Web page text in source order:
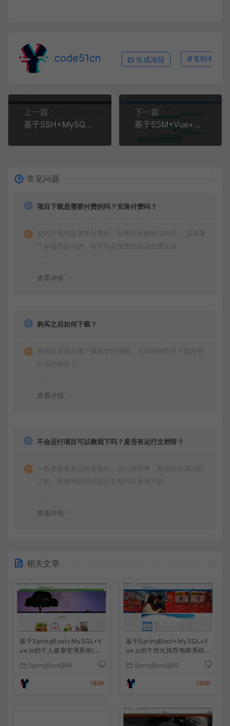
code51cn 生成海报 复制本文链
上一篇：
基于SSH+MySQL+Bootstrap的高校宿舍管理系统(附论文)
下一篇：
基于SSM+Vue+MySQL+ElementUI的人事管理系统(附论文)
常见问题
项目下载是需要付费的吗？安装付费吗？
是的下载都是需要付费的，如果有价格标注的话。 安装看
下标题旁边写的，有写明是免费的就是免费安装
查看详情
购买之后如何下载？
购买以后会出现下载地址的按钮，点击按钮即可下载所有
打包的能容了。
查看详情
不会运行项目可以教我下吗？是否有运行文档呀？
一般都是免费远程安装的，运行很简单，都是给你调试好
了的。有通用的调试运行文档可以参考下的。
查看详情
相关文章
基于SpringBoot+MySQL+V
ue.js的个人健康管理系统(附
SpringBoot源码
189R
基于SpringBoot+MySQL+V
ue.js的个性化推荐电商系统
SpringBoot源码
189R